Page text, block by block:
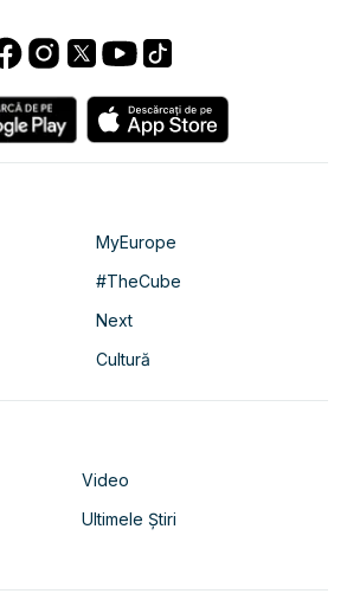
MyEurope
#TheCube
Next
Cultură
Video
Ultimele Știri